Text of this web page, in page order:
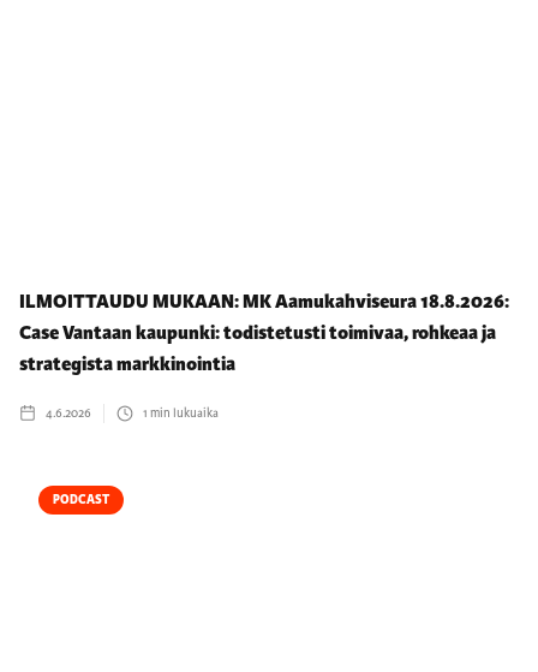
ILMOITTAUDU MUKAAN: MK Aamukahviseura 18.8.2026:
Case Vantaan kaupunki: todistetusti toimivaa, rohkeaa ja
strategista markkinointia
4.6.2026 1 min lukuaika
PODCAST